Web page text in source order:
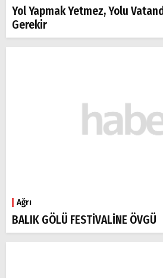
Yol Yapmak Yetmez, Yolu
Gerekir
Ağrı
BALIK GÖLÜ FESTİVALİNE ÖVGÜ